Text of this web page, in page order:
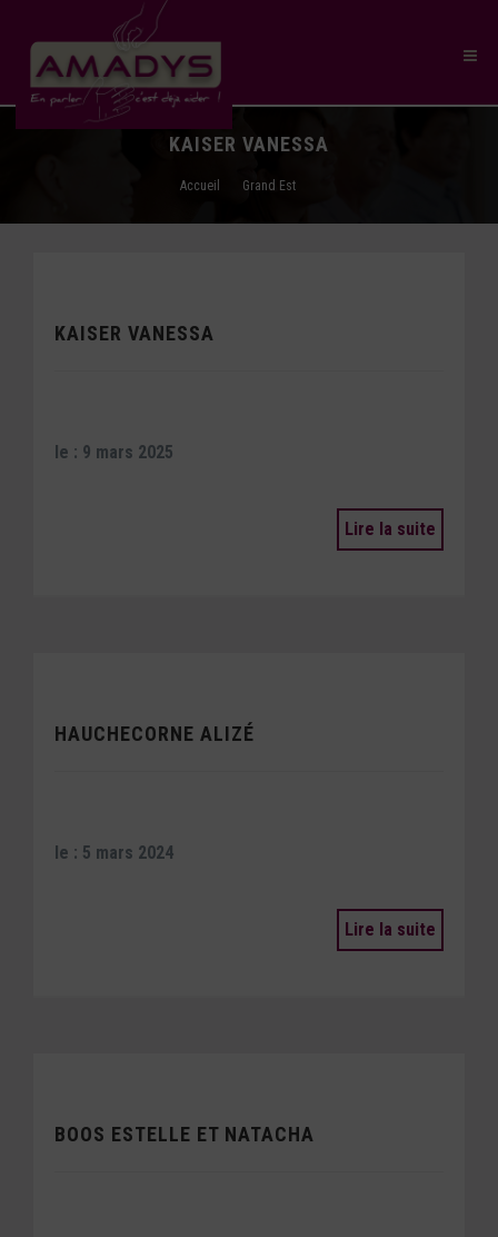
KAISER VANESSA
Accueil Grand Est
KAISER VANESSA
le : 9 mars 2025
Lire la suite
HAUCHECORNE ALIZÉ
le : 5 mars 2024
Lire la suite
BOOS ESTELLE ET NATACHA